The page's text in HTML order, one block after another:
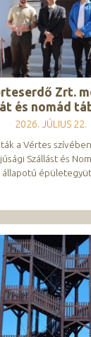
Zrt.
és nomád
2026. JÚLIUS 22.
a Vértes
Szállást és